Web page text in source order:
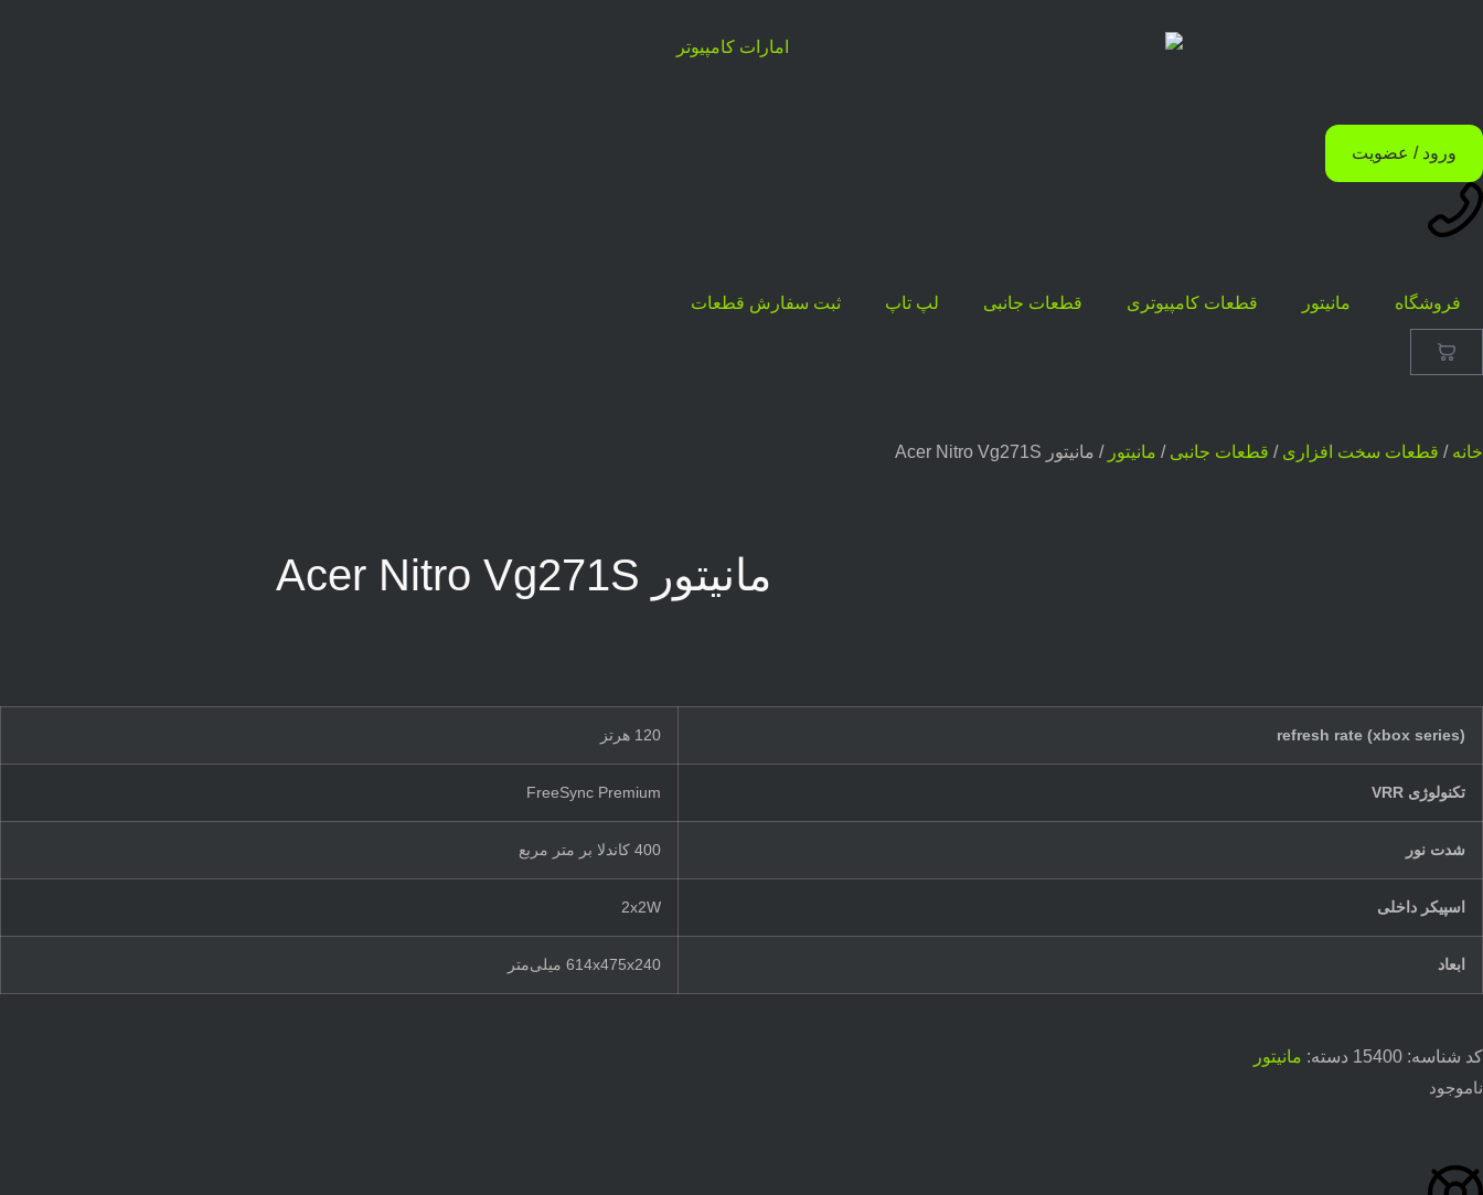
ورود / عضویت
فروشگاه مانیتور قطعات کامپیوتری قطعات جانبی لپ تاپ ثبت سفارش قطعات
خانه / قطعات سخت افزاری / قطعات جانبی / مانیتور / مانیتور Acer Nitro Vg271S
مانیتور Acer Nitro Vg271S
(xbox series) refresh rate 120 هرتز
تکنولوژی VRR FreeSync Premium
شدت نور 400 کاندلا بر متر مربع
اسپیکر داخلی 2x2W
ابعاد 614x475x240 میلی‌متر
کد شناسه: 15400 دسته: مانیتور
ناموجود